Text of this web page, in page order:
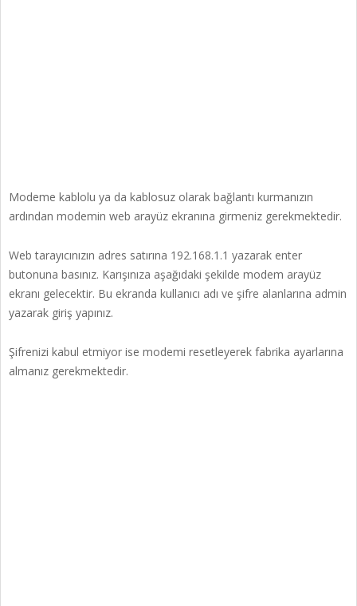
Modeme kablolu ya da kablosuz olarak bağlantı kurmanızın
ardından modemin web arayüz ekranına girmeniz gerekmektedir.
Web tarayıcınızın adres satırına 192.168.1.1 yazarak enter
butonuna basınız. Karışınıza aşağıdaki şekilde modem arayüz
ekranı gelecektir. Bu ekranda kullanıcı adı ve şifre alanlarına admin
yazarak giriş yapınız.
Şifrenizi kabul etmiyor ise modemi resetleyerek fabrika ayarlarına
almanız gerekmektedir.